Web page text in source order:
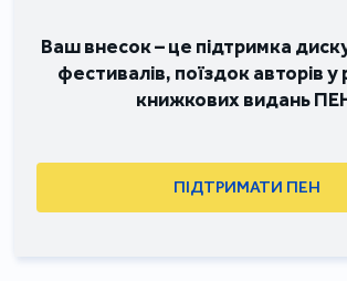
Ваш внесок – це підтримка
фестивалів, поїздок авторів у
книжкових видань
ПІДТРИМАТИ ПЕН